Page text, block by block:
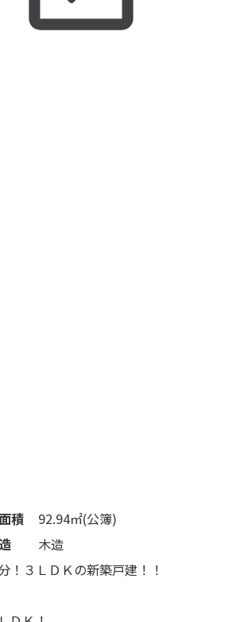
積
92.94㎡(公簿)
木造
！３ＬＤＫの新築戸建！！